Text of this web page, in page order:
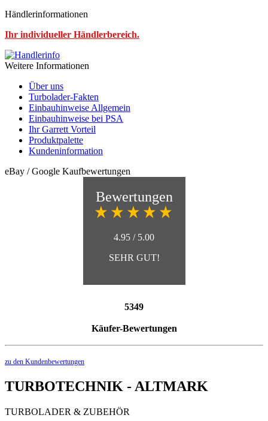
Händlerinformationen
Ihr individueller Händlerbereich.
Weitere Informationen
Über uns
Turbolader-Fakten
Einbauhinweise Allgemein
Einbauhinweise bei PSA
Ihr Garrett Vorteil
Produktpalette
Kundeninformation
eBay / Google Kaufbewertungen
Bewertungen
4.95 / 5.00
SEHR GUT!
5349
Käufer-Bewertungen
zu den Kundenbewertungen
TURBOTECHNIK - ALTMARK
TURBOLADER & ZUBEHÖR